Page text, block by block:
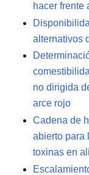
hacer frente
alternativos
no dirigida
arce rojo
Cadena de
abierto para
toxinas en